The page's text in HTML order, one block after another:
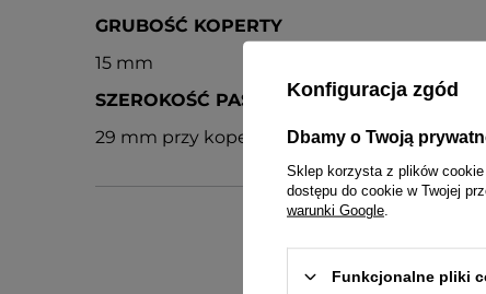
GRUBOŚĆ KOPERTY
15 mm
SZEROKOŚĆ PASKA
29 mm przy kopercie, w dalszej części
Konfiguracja zgód
Dbamy o Twoją
Sklep korzysta z plików
dostępu do cookie w Twojej
warunki Google
Funkcjonalne pliki